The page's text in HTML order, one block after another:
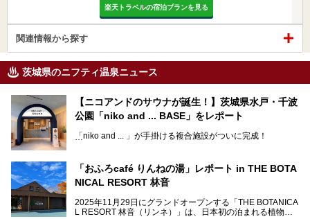
楽天トラベルの宿泊プランを見る
関連情報から探す
茨城県のニフティ温泉ニュース
【ニコアンドのサウナが誕生！】茨城県水戸・千波
公園「niko and ... BASE」をレポート
「niko and ... 」が手掛ける複合施設がついに完成！
茨城県水戸・千波公園に2026年4月23日（木）待望のオー
プンを迎えます。
この記事では、オープンに先駆けプレス向けに行われた体験
「おふろcafé りんねの湯」レポート in THE BOTA
NICAL RESORT 林音
2025年11月29日にグランドオープンする「THE BOTANICA
L RESORT 林音（リンネ）」は、日本初の泊まれる植物